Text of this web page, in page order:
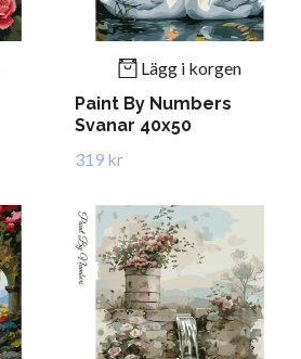
Lägg i korgen
Paint By Numbers
Svanar 40x50
319 kr